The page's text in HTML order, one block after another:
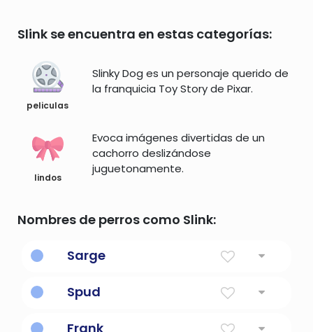
Slink se encuentra en estas categorías:
peliculas
Slinky Dog es un personaje querido de
la franquicia Toy Story de Pixar.
lindos
Evoca imágenes divertidas de un
cachorro deslizándose
juguetonamente.
Nombres de perros como Slink:
Sarge
Spud
Frank